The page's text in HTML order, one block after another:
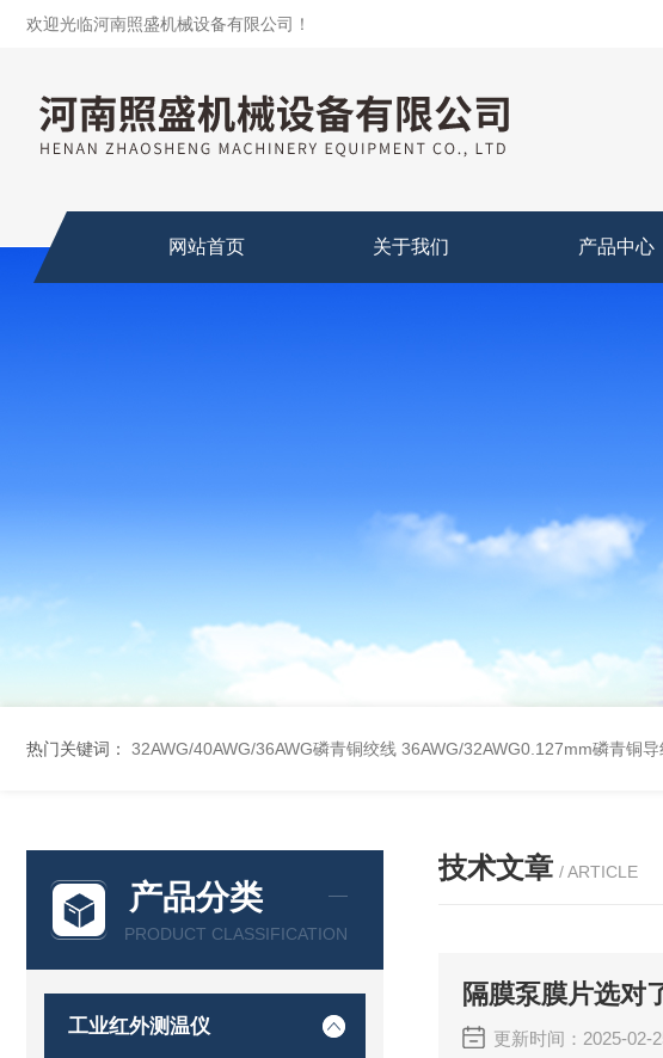
欢迎光临河南照盛机械设备有限公司！
网站首页 关于我们 产品中心
热门关键词： 32AWG/40AWG/36AWG磷青铜绞线 36AWG/32AWG0.127mm磷青铜
产品分类
PRODUCT CLASSIFICATION
工业红外测温仪
技术文章 / ARTICLE
隔膜泵膜片选对
更新时间：2025-